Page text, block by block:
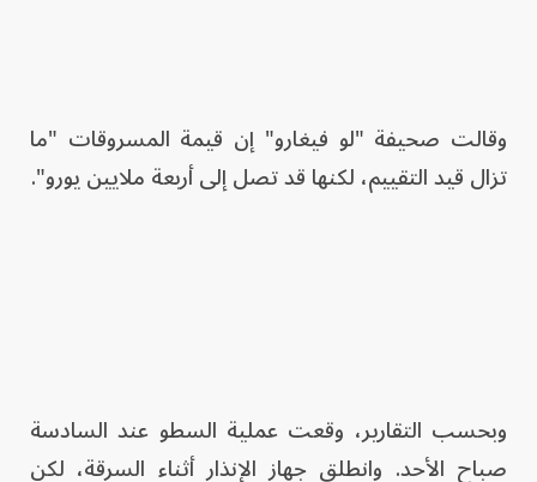
وقالت صحيفة "لو فيغارو" إن قيمة المسروقات "ما
تزال قيد التقييم، لكنها قد تصل إلى أربعة ملايين يورو".
وبحسب التقارير، وقعت عملية السطو عند السادسة
صباح الأحد. وانطلق جهاز الإنذار أثناء السرقة، لكن